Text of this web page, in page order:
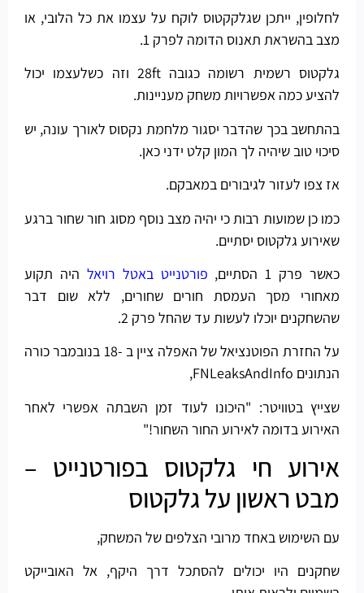
לחלופין, ייתכן שגלקקטוס לוקח על עצמו את כל הלובי, או
מצב בהשראת תאנוס הדומה לפרק 1.
גלקטוס רשמית רשומה כגובה 28ft וזה כשלעצמו יכול
להציע כמה אפשרויות משחק מעניינות.
בהתחשב בכך שהדבר יסגור מלחמת נקסוס לאורך עונה, יש
סיכוי טוב שיהיה לך המון קלט ידני כאן.
אז צפו לעזור לגיבורים במאבקם.
כמו כן שמועות רבות כי יהיה מצב נוסף מסוג חור שחור ברגע
שאירוע גלקטוס יסתיים.
כאשר פרק 1 הסתיים,
פורטנייט באטל רויאל היה תקוע
מאחורי מסך העמסת חורים שחורים, ללא שום דבר
שהשחקנים יוכלו לעשות עד שהחל פרק 2.
על החזרת הפוטנציאל של האפלה ציין ב -18 בנובמבר כורה
הנתונים FNLeaksAndInfo,
שצייץ בטוויטר: "היכונו לעוד זמן השבתה אפשרי לאחר
האירוע בדומה לאירוע החור השחור!"
אירוע חי גלקטוס בפורטנייט –
מבט ראשון על גלקטוס
עם השימוש באחד מרובי הצלפים של המשחק,
שחקנים היו יכולים להסתכל דרך היקף, אל האובייקט